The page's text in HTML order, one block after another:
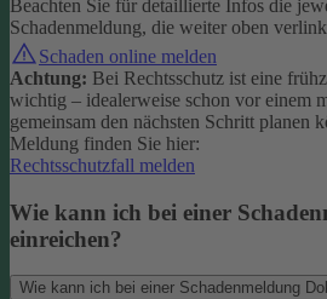
Beachten Sie für detaillierte Infos die
Schadenmeldung, die weiter oben
Schaden online melden
Achtung: Bei Rechtsschutz ist eine
wichtig – idealerweise schon vor einem
gemeinsam den nächsten Schritt planen
Meldung finden Sie hier:
Rechtsschutzfall melden
Wie kann ich bei einer
einreichen?
Wie kann ich bei einer Schadenmeldung